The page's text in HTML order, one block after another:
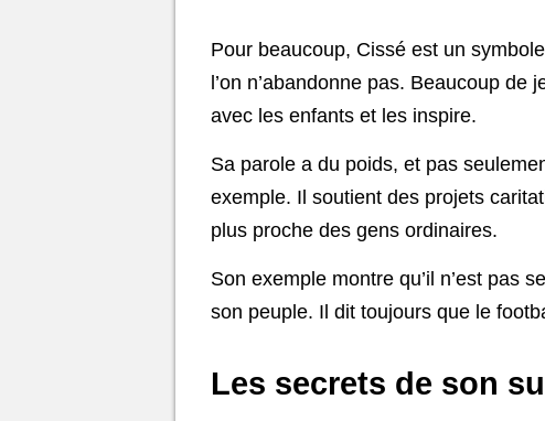
Pour beaucoup, Cissé est un
l’on n’abandonne pas. Beaucoup
avec les enfants et les inspire.
Sa parole a du poids, et pas
exemple. Il soutient des projets
plus proche des gens ordinaires.
Son exemple montre qu’il n’est pas
son peuple. Il dit toujours que le
Les secrets de son